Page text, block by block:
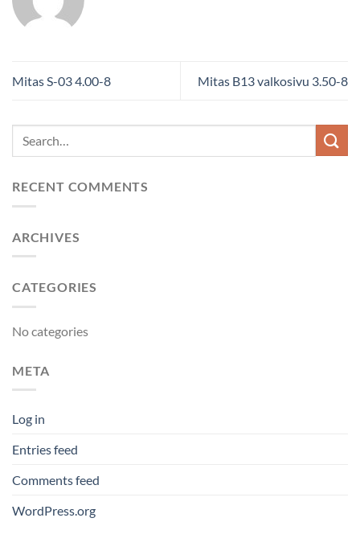
Mitas S-03 4.00-8 Mitas B13 valkosivu 3.50-8
RECENT COMMENTS
ARCHIVES
CATEGORIES
No categories
META
Log in
Entries feed
Comments feed
WordPress.org